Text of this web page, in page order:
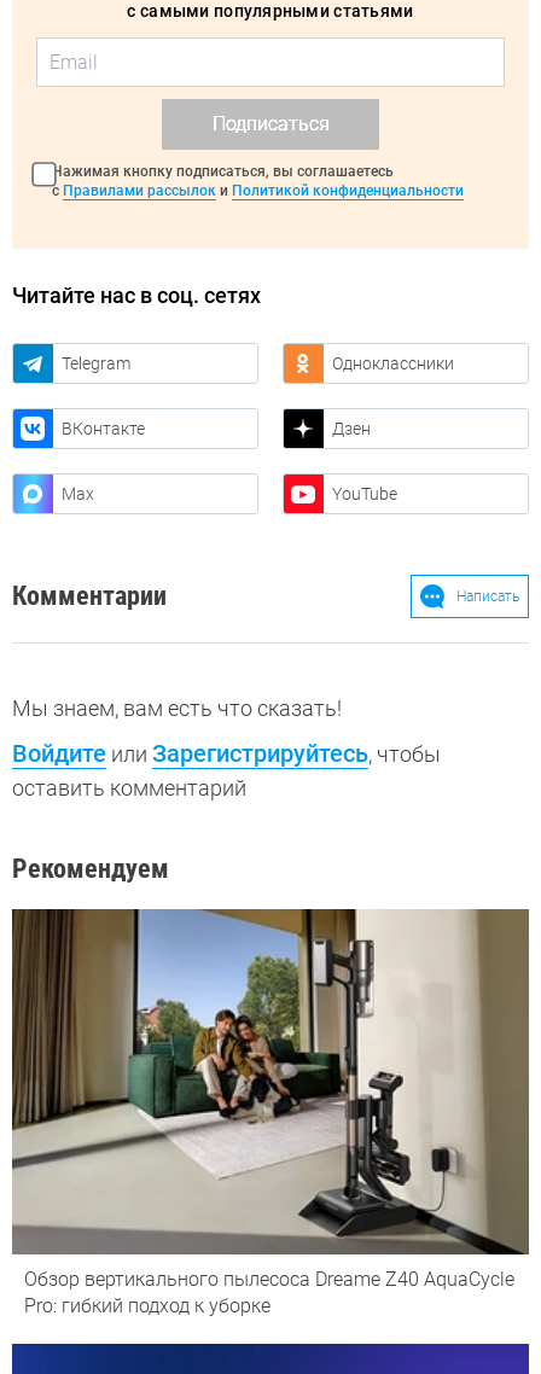
с самыми популярными статьями
Подписаться
Нажимая кнопку подписаться, вы соглашаетесь
с Правилами рассылок и Политикой конфиденциальности
Читайте нас в соц. сетях
Telegram Одноклассники
ВКонтакте Дзен
Max YouTube
Комментарии Написать
Мы знаем, вам есть что сказать!
Войдите или Зарегистрируйтесь, чтобы
оставить комментарий
Рекомендуем
Обзор вертикального пылесоса Dreame Z40 AquaCycle
Pro: гибкий подход к уборке